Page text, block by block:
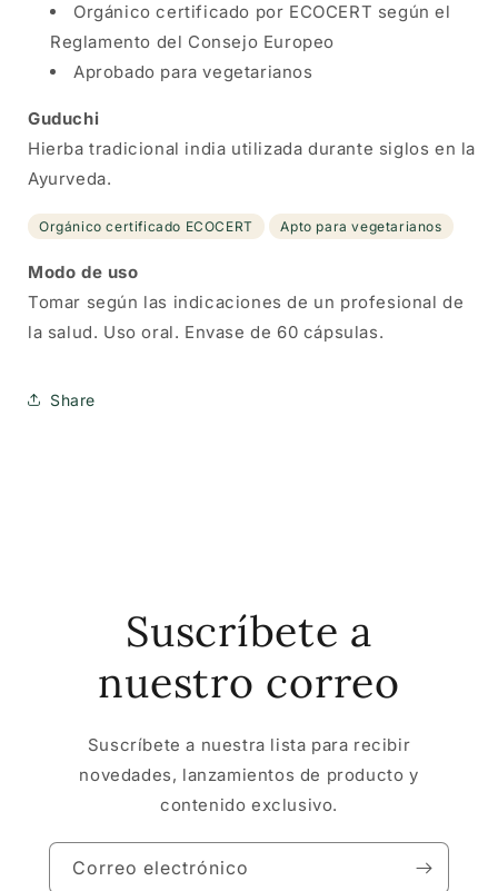
Orgánico certificado por ECOCERT según el
Reglamento del Consejo Europeo
Aprobado para vegetarianos
Guduchi
Hierba tradicional india utilizada durante siglos en la
Ayurveda.
Orgánico certificado ECOCERT Apto para vegetarianos
Modo de uso
Tomar según las indicaciones de un profesional de
la salud. Uso oral. Envase de 60 cápsulas.
Share
Suscríbete a
nuestro correo
Suscríbete a nuestra lista para recibir
novedades, lanzamientos de producto y
contenido exclusivo.
Correo electrónico